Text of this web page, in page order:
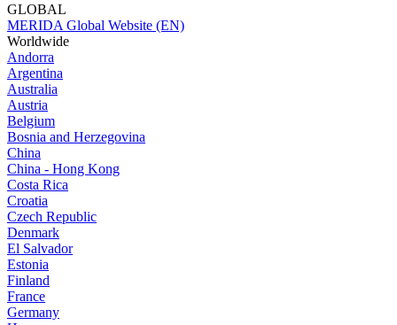
GLOBAL
MERIDA Global Website (EN)
Worldwide
Andorra
Argentina
Australia
Austria
Belgium
Bosnia and Herzegovina
China
China - Hong Kong
Costa Rica
Croatia
Czech Republic
Denmark
El Salvador
Estonia
Finland
France
Germany